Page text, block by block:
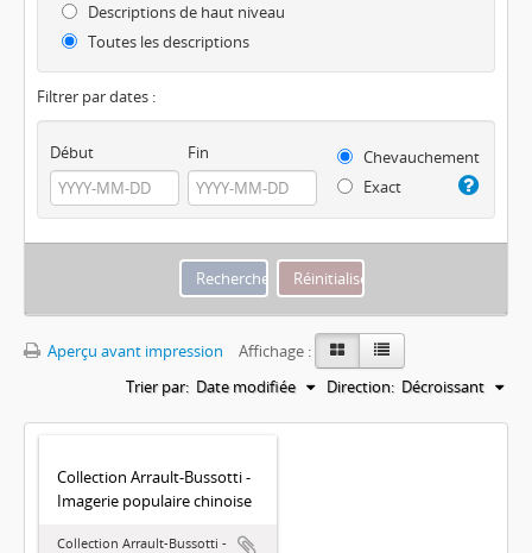
Descriptions de haut niveau
Toutes les descriptions
Filtrer par dates :
Début Fin
Chevauchement
Exact
Aperçu avant impression
Affichage :
Trier par: Date modifiée Direction: Décroissant
Collection Arrault-Bussotti -
Imagerie populaire chinoise
Collection Arrault-Bussotti -